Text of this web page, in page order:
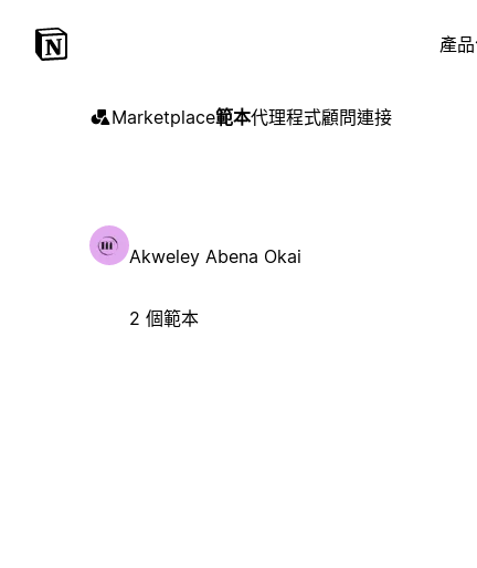
產品
Marketplace範本代理程式顧問連接
Akweley Abena Okai
2 個範本